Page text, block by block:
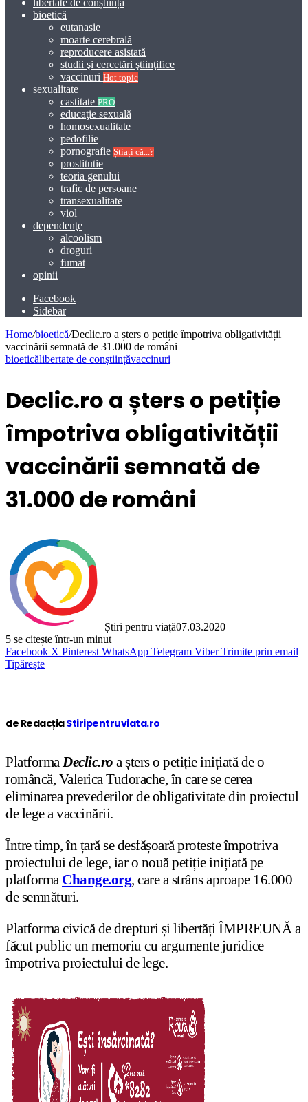
libertate de conștiință
bioetică
eutanasie
moarte cerebrală
reproducere asistată
studii şi cercetări ştiinţifice
vaccinuri Hot topic
sexualitate
castitate PRO
educaţie sexuală
homosexualitate
pedofilie
pornografie Știați că...?
prostitutie
teoria genului
trafic de persoane
transexualitate
viol
dependenţe
alcoolism
droguri
fumat
opinii
Facebook
Sidebar
Home/bioetică/Declic.ro a șters o petiție împotriva obligativității
vaccinării semnată de 31.000 de români
bioeticălibertate de conștiințăvaccinuri
Declic.ro a șters o petiție
împotriva obligativității
vaccinării semnată de
31.000 de români
Știri pentru viață07.03.2020
5 se citește într-un minut
Facebook X Pinterest WhatsApp Telegram Viber Trimite prin email
Tipărește
de RedacțiaStiripentruviata.ro
Platforma Declic.ro a șters o petiție inițiată de o
româncă, Valerica Tudorache, în care se cerea
eliminarea prevederilor de obligativitate din proiectul
de lege a vaccinării.
Între timp, în țară se desfășoară proteste împotriva
proiectului de lege, iar o nouă petiție inițiată pe
platforma Change.org, care a strâns aproape 16.000
de semnături.
Platforma civică de drepturi și libertăți ÎMPREUNĂ a
făcut public un memoriu cu argumente juridice
împotriva proiectului de lege.